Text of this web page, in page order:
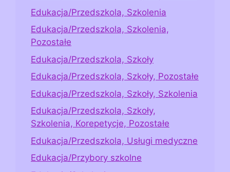
Edukacja/Przedszkola, Szkolenia
Edukacja/Przedszkola, Szkolenia,
Pozostałe
Edukacja/Przedszkola, Szkoły
Edukacja/Przedszkola, Szkoły, Pozostałe
Edukacja/Przedszkola, Szkoły, Szkolenia
Edukacja/Przedszkola, Szkoły,
Szkolenia, Korepetycje, Pozostałe
Edukacja/Przedszkola, Usługi medyczne
Edukacja/Przybory szkolne